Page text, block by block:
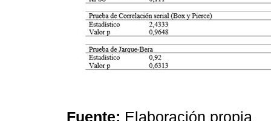
Fuente: Elaboración propia